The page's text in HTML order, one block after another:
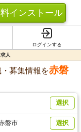
インストール
ログインする
人
募集情報を赤磐
選択
磐市 選択